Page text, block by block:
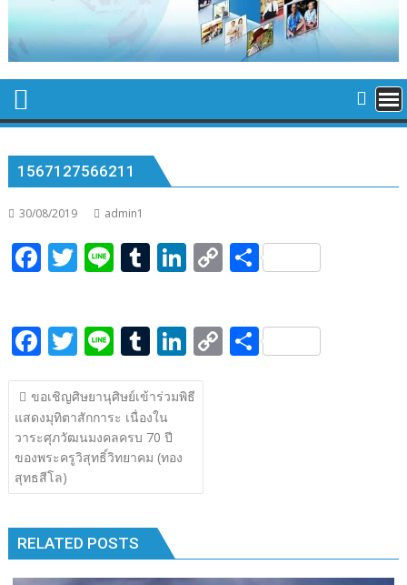
1567127566211
30/08/2019 admin1
F
b
o
o
k
T
er
Li T
bl
r
Li
e
dI
n
C
y
S
e
F
ac
e
b
o
o
T
w
itt
er
Li
n
e
T
u
m
bl
r
Li
n
k
n
C S
แนะแนว
เรื่อง
ขอเชิญศิษยานุศิษย์เข้าร่วมพิธี
แสดงมุทิตาสักการะ เนื่องใน
วาระศุภวัฒนมงคลครบ 70 ปี
ของพระครูวิสุทธิ์วิทยาคม (ทอง
สุทธสีโล)
RELATED POSTS